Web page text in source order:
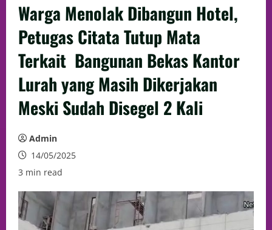
Warga Menolak Dibangun Hotel,
Petugas Citata Tutup Mata
Terkait Bangunan Bekas Kantor
Lurah yang Masih Dikerjakan
Meski Sudah Disegel 2 Kali
Admin
14/05/2025
3 min read